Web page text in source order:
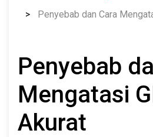
Penyebab dan Cara
Penyebab
Mengatasi
Akurat